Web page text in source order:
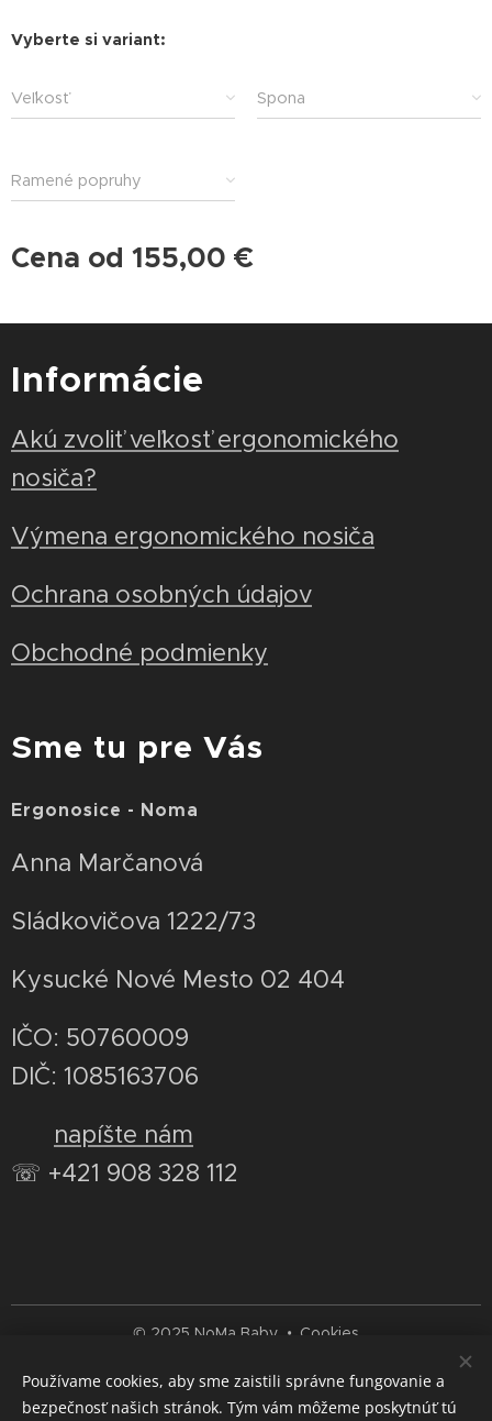
Vyberte si variant:
Veľkosť Spona
Ramené popruhy
Cena od 155,00 €
Informácie
Akú zvoliť veľkosť ergonomického
nosiča?
Výmena ergonomického nosiča
Ochrana osobných údajov
Obchodné podmienky
Sme tu pre Vás
Ergonosice - Noma
Anna Marčanová
Sládkovičova 1222/73
Kysucké Nové Mesto 02 404
IČO: 50760009
DIČ: 1085163706
napíšte nám
☏ +421 908 328 112
© 2025 NoMa Baby Cookies
Mena
EUR €
CZK Kč
Používame cookies, aby sme zaistili správne fungovanie a
bezpečnosť našich stránok. Tým vám môžeme poskytnúť tú